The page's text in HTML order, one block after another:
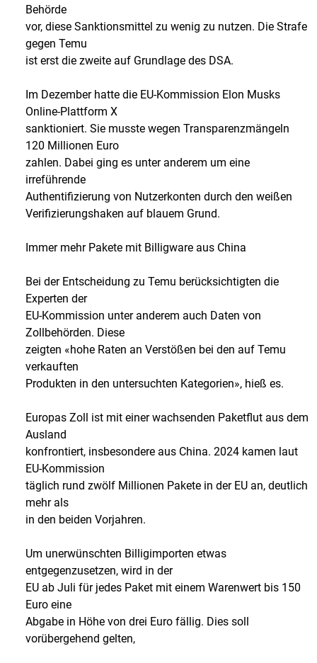
Behörde
vor, diese Sanktionsmittel zu wenig zu nutzen. Die Strafe
gegen Temu
ist erst die zweite auf Grundlage des DSA.
Im Dezember hatte die EU-Kommission Elon Musks
Online-Plattform X
sanktioniert. Sie musste wegen Transparenzmängeln
120 Millionen Euro
zahlen. Dabei ging es unter anderem um eine
irreführende
Authentifizierung von Nutzerkonten durch den weißen
Verifizierungshaken auf blauem Grund.
Immer mehr Pakete mit Billigware aus China
Bei der Entscheidung zu Temu berücksichtigten die
Experten der
EU-Kommission unter anderem auch Daten von
Zollbehörden. Diese
zeigten «hohe Raten an Verstößen bei den auf Temu
verkauften
Produkten in den untersuchten Kategorien», hieß es.
Europas Zoll ist mit einer wachsenden Paketflut aus dem
Ausland
konfrontiert, insbesondere aus China. 2024 kamen laut
EU-Kommission
täglich rund zwölf Millionen Pakete in der EU an, deutlich
mehr als
in den beiden Vorjahren.
Um unerwünschten Billigimporten etwas
entgegenzusetzen, wird in der
EU ab Juli für jedes Paket mit einem Warenwert bis 150
Euro eine
Abgabe in Höhe von drei Euro fällig. Dies soll
vorübergehend gelten,